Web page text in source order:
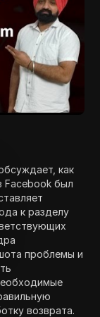
как
Facebook был
к разделу
проблемы и
возврата.